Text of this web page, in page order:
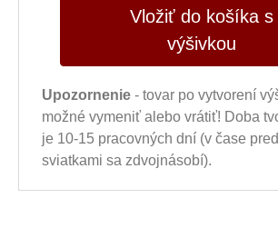
Vložiť do košíka s
výšivkou
Upozornenie - tovar po vytvorení
možné vymeniť alebo vrátiť! Doba
je 10-15 pracovných dní (v čase
sviatkami sa zdvojnásobí).